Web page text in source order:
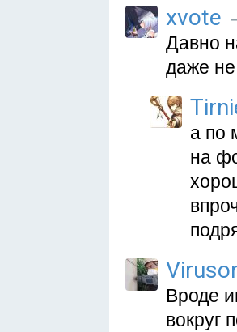
xvote
Давно
даже
а по
на
Вроде
вокруг